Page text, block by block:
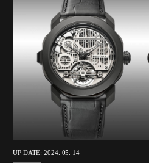
UP DATE: 2024. 05. 14